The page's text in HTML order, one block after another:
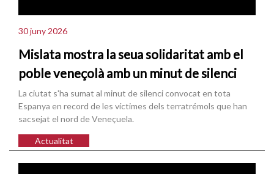
30 juny 2026
Mislata mostra la seua solidaritat amb el
poble veneçolà amb un minut de silenci
La ciutat s'ha sumat al minut de silenci convocat en tota
Espanya en record de les víctimes dels terratrémols que han
sacsejat el nord de Veneçuela.
Actualitat